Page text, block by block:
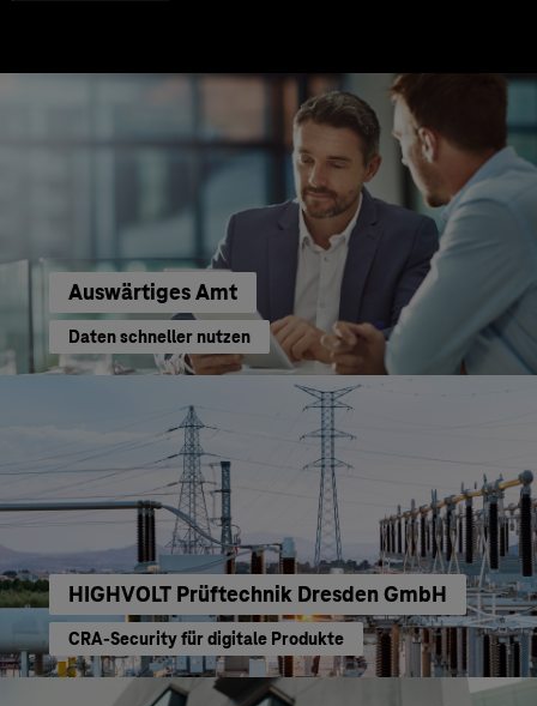
Auswärtiges Amt
Daten schneller nutzen
HIGHVOLT Prüftechnik Dresden GmbH
CRA-Security für digitale Produkte